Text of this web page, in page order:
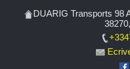
DUARIG Transports 98